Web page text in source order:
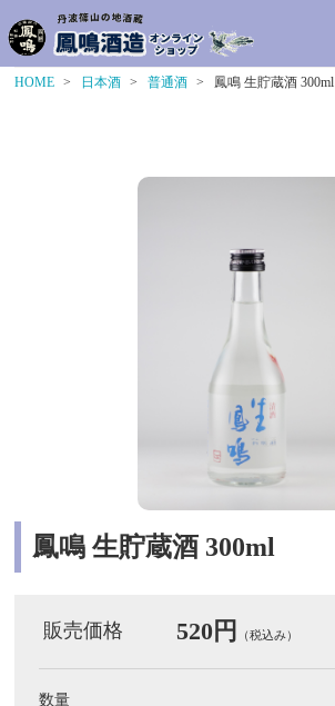
HOME 日本酒 普通酒 鳳鳴 生貯蔵酒 300ml
鳳鳴 生貯蔵酒 300ml
販売価格 520円 （税込み）
数量